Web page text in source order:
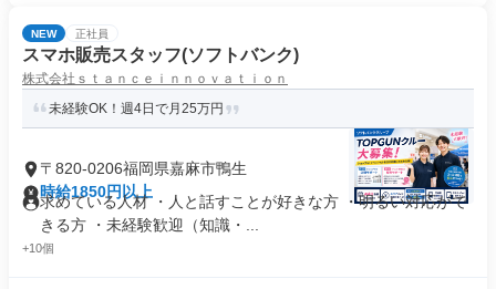
NEW 正社員
スマホ販売スタッフ(ソフトバンク)
株式会社ｓｔａｎｃｅｉｎｎｏｖａｔｉｏｎ
未経験OK！週4日で月25万円
〒820-0206福岡県嘉麻市鴨生
時給1850円以上
求めている人材 ・人と話すことが好きな方 ・明るい対応がで
きる方 ・未経験歓迎（知識・...
+10個